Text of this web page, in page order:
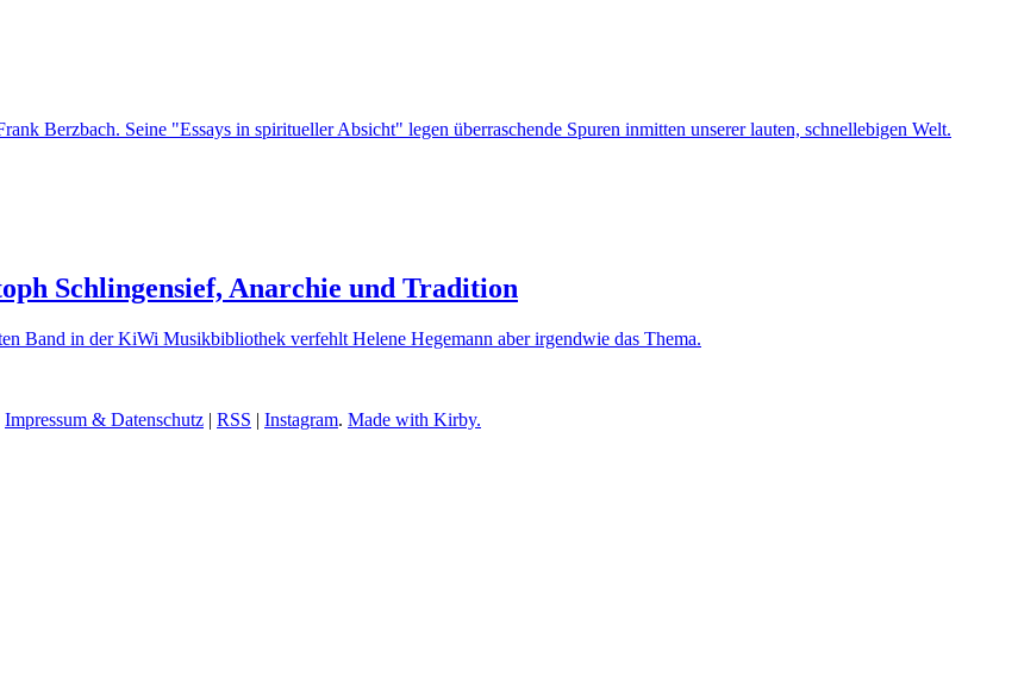
Berzbach. Seine "Essays in spiritueller Absicht" legen überraschende Spuren inmitten unserer lauten, schnellebigen Welt.
Schlingensief, Anarchie und Tradition
Band in der KiWi Musikbibliothek verfehlt Helene Hegemann aber irgendwie das Thema.
Impressum & Datenschutz | RSS | Instagram. Made with Kirby.